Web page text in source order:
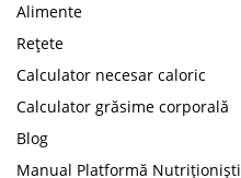
Alimente
Rețete
Calculator necesar caloric
Calculator grăsime corporală
Blog
Manual Platformă Nutriționiști